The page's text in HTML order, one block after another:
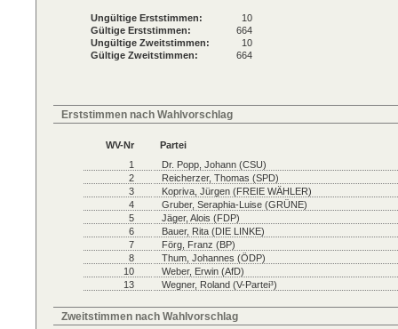
Ungültige Erststimmen:
10
Gültige Erststimmen:
664
Ungültige Zweitstimmen:
10
Gültige Zweitstimmen:
664
Erststimmen nach Wahlvorschlag
WV-Nr
Partei
1
Dr. Popp, Johann (CSU)
2
Reicherzer, Thomas (SPD)
3
Kopriva, Jürgen (FREIE WÄHLER)
4
Gruber, Seraphia-Luise (GRÜNE)
5
Jäger, Alois (FDP)
6
Bauer, Rita (DIE LINKE)
7
Förg, Franz (BP)
8
Thum, Johannes (ÖDP)
10
Weber, Erwin (AfD)
13
Wegner, Roland (V-Partei³)
Zweitstimmen nach Wahlvorschlag